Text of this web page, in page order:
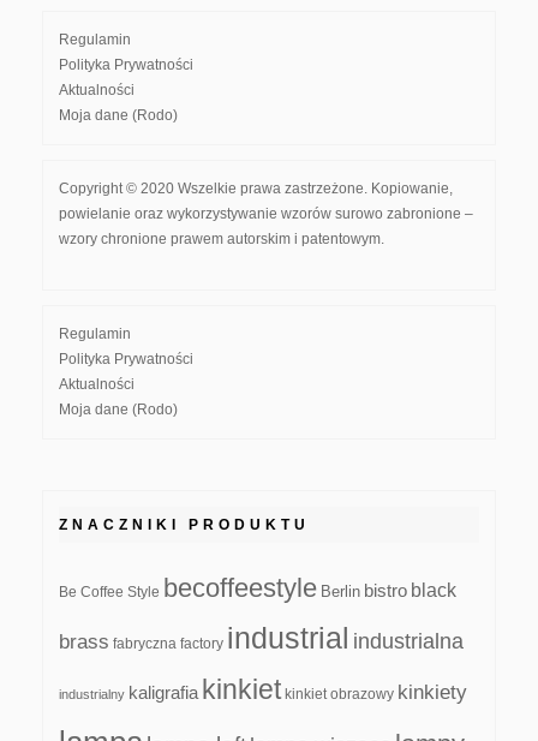
Regulamin
Polityka Prywatności
Aktualności
Moja dane (Rodo)
Copyright © 2020 Wszelkie prawa zastrzeżone. Kopiowanie,
powielanie oraz wykorzystywanie wzorów surowo zabronione –
wzory chronione prawem autorskim i patentowym.
Regulamin
Polityka Prywatności
Aktualności
Moja dane (Rodo)
ZNACZNIKI PRODUKTU
Be Coffee Style becoffeestyle Berlin bistro black
brass fabryczna factory industrial industrialna
industrialny kaligrafia kinkiet kinkiet obrazowy kinkiety